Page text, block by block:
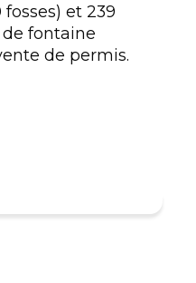
et 239
de fontaine
de permis.